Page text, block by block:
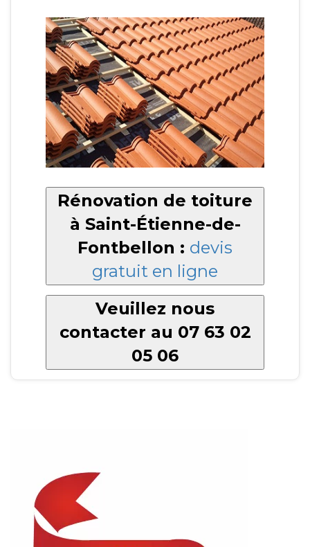
Rénovation de toiture
à Saint-Étienne-de-
Fontbellon : devis
gratuit en ligne
Veuillez nous
contacter au 07 63 02
05 06